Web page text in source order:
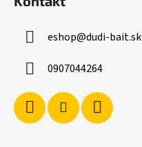
eshop@dudi-bait.sk
0907044264